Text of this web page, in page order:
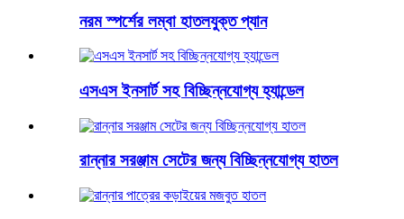
নরম স্পর্শের লম্বা হাতলযুক্ত প্যান
এসএস ইনসার্ট সহ বিচ্ছিন্নযোগ্য হ্যান্ডেল
রান্নার সরঞ্জাম সেটের জন্য বিচ্ছিন্নযোগ্য হাতল